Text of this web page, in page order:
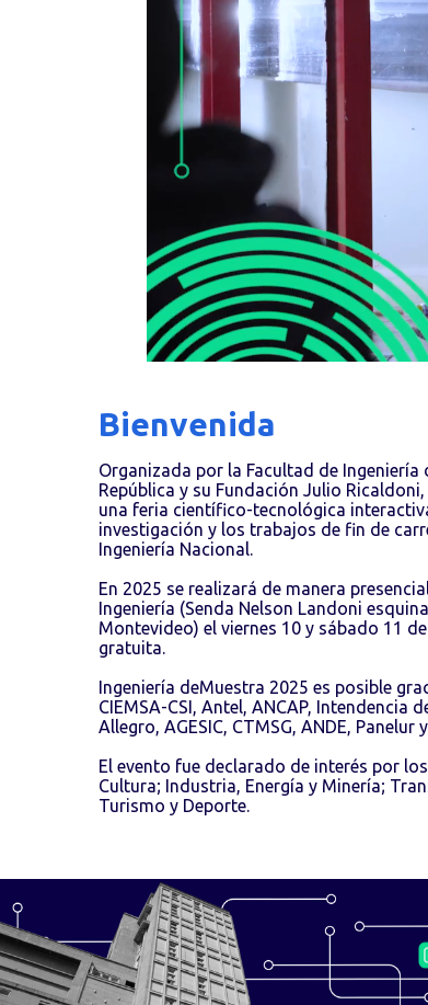
Bienvenida
Organizada por la Facultad de Ingeniería
República y su Fundación Julio
una feria científico-tecnológica
investigación y los trabajos de fin de
Ingeniería Nacional.
En 2025 se realizará de manera
Ingeniería (Senda Nelson Landoni
Montevideo) el viernes 10 y sábado 11
gratuita.
Ingeniería deMuestra 2025 es posible
CIEMSA-CSI, Antel, ANCAP, Intendencia
Allegro, AGESIC, CTMSG, ANDE, Panelur
El evento fue declarado de interés por
Cultura; Industria, Energía y Minería;
Turismo y Deporte.